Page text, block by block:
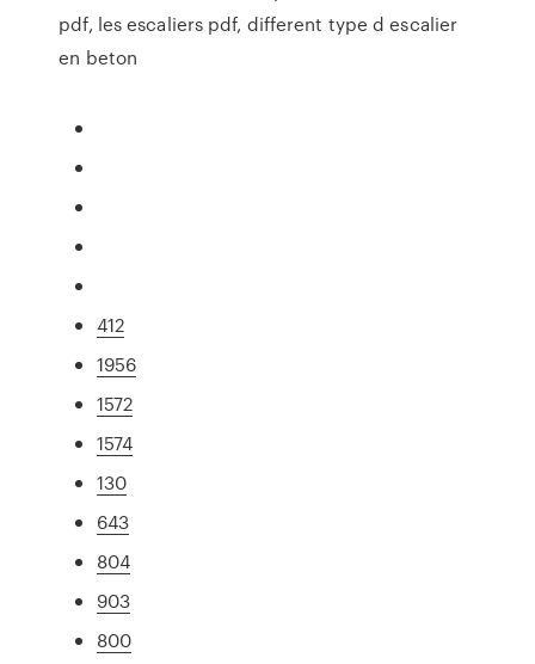
pdf, les escaliers pdf, different type d escalier
en beton
412
1956
1572
1574
130
643
804
903
800